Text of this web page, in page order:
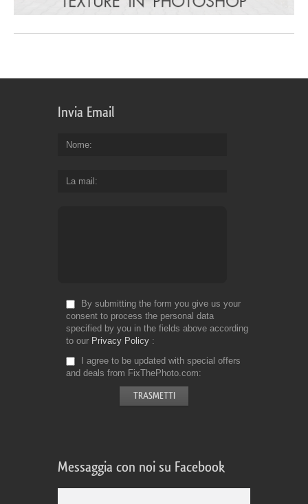
Invia Email
Nome
La mail
By submitting the form you give us your
consent to process the personal data
specified by you in the fields above according
to our Privacy Policy
I agree to be updated with special offers
and deals from FixThePhoto.com
Messaggia con noi su Facebook